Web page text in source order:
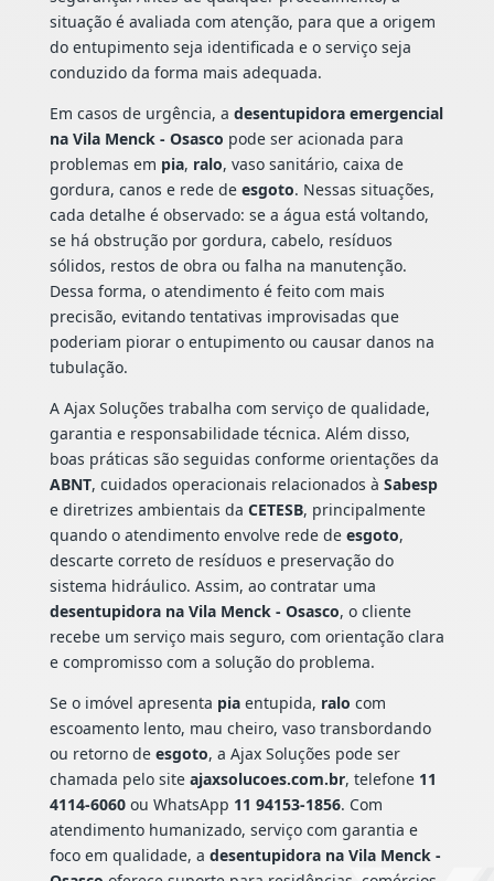
situação é avaliada com atenção, para que a origem
do entupimento seja identificada e o serviço seja
conduzido da forma mais adequada.
Em casos de urgência, a desentupidora emergencial
na Vila Menck - Osasco pode ser acionada para
problemas em pia, ralo, vaso sanitário, caixa de
gordura, canos e rede de esgoto. Nessas situações,
cada detalhe é observado: se a água está voltando,
se há obstrução por gordura, cabelo, resíduos
sólidos, restos de obra ou falha na manutenção.
Dessa forma, o atendimento é feito com mais
precisão, evitando tentativas improvisadas que
poderiam piorar o entupimento ou causar danos na
tubulação.
A Ajax Soluções trabalha com serviço de qualidade,
garantia e responsabilidade técnica. Além disso,
boas práticas são seguidas conforme orientações da
ABNT, cuidados operacionais relacionados à Sabesp
e diretrizes ambientais da CETESB, principalmente
quando o atendimento envolve rede de esgoto,
descarte correto de resíduos e preservação do
sistema hidráulico. Assim, ao contratar uma
desentupidora na Vila Menck - Osasco, o cliente
recebe um serviço mais seguro, com orientação clara
e compromisso com a solução do problema.
Se o imóvel apresenta piaentupida, ralo com
escoamento lento, mau cheiro, vaso transbordando
ou retorno de esgoto, a Ajax Soluções pode ser
chamada pelo site ajaxsolucoes.com.br, telefone 11
4114-6060ou WhatsApp 11 94153-1856. Com
atendimento humanizado, serviço com garantia e
foco em qualidade, a desentupidora na Vila Menck -